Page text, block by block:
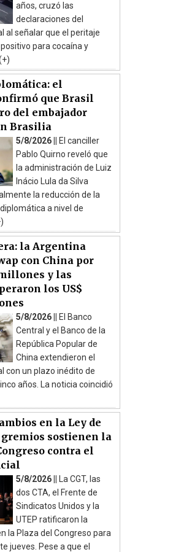
años, cruzó las
declaraciones del
al señalar que el peritaje
para cocaína y
el
que Brasil
del embajador
Brasilia
5/8/2026 ||
El canciller
Pablo Quirno reveló que
la administración de Luiz
Inácio Lula da Silva
la reducción de la
a nivel de
la Argentina
con China por
y las
los US$
5/8/2026 ||
El Banco
Central y el Banco de la
República Popular de
China extendieron el
con un plazo inédito de
años. La noticia coincidió
en la Ley de
sostienen la
contra el
5/8/2026 ||
La CGT, las
dos CTA, el Frente de
Sindicatos Unidos y la
UTEP ratificaron la
la Plaza del Congreso para
jueves. Pese a que el